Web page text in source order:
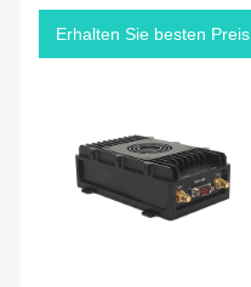
Mesh-Knoten und 5 km
Übertragungsdistanz für
Erhalten Sie besten Preis